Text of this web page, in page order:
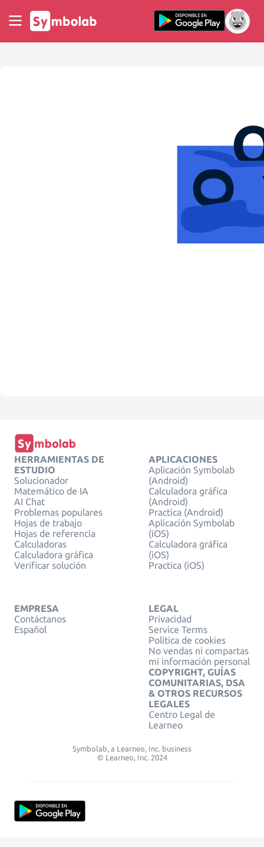
HERRAMIENTAS DE
ESTUDIO
Solucionador
Matemático de IA
AI Chat
Problemas populares
Hojas de trabajo
Hojas de referencia
Calculadoras
Calculadora gráfica
Verificar solución
APLICACIONES
Aplicación Symbolab
(Android)
Calculadora gráfica
(Android)
Practica (Android)
Aplicación Symbolab
(iOS)
Calculadora gráfica
(iOS)
Practica (iOS)
EMPRESA
Contáctanos
Español
LEGAL
Privacidad
Service Terms
Política de cookies
No vendas ni compartas
mi información personal
COPYRIGHT, GUÍAS
COMUNITARIAS, DSA
& OTROS RECURSOS
LEGALES
Centro Legal de
Learneo
Symbolab, a Learneo, Inc. business
© Learneo, Inc. 2024